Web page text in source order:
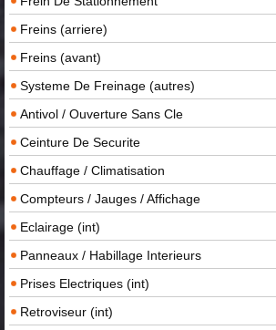
Freins (arriere)
Freins (avant)
Systeme De Freinage (autres)
Antivol / Ouverture Sans Cle
Ceinture De Securite
Chauffage / Climatisation
Compteurs / Jauges / Affichage
Eclairage (int)
Panneaux / Habillage Interieurs
Prises Electriques (int)
Retroviseur (int)